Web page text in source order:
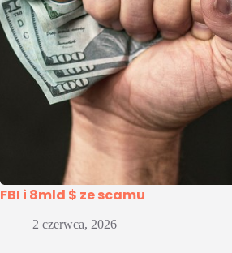
FBI i 8mld $ ze scamu
2 czerwca, 2026